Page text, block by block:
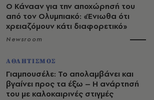
Ο Κάνααν για την αποχώρησή του
από τον Ολυμπιακό: «Ένιωθα ότι
χρειαζόμουν κάτι διαφορετικό»
Newsroom
ΑΘΛΗΤΙΣΜΟΣ
Γιαμπουσέλε: Το απολαμβάνει και
βγαίνει προς τα έξω – Η ανάρτησή
του με καλοκαιρινές στιγμές